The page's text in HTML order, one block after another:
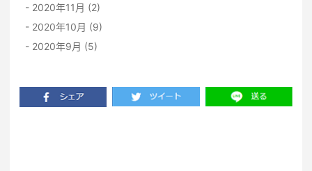
2020年11月 (2)
2020年10月 (9)
2020年9月 (5)